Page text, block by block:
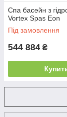
Спа басейн з
Vortex Spas Eon
Під замовлення
544 884 ₴